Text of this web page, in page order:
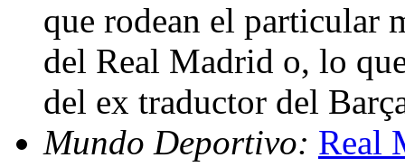
que rodean el particular
del Real Madrid o, lo
del ex traductor del
Mundo Deportivo: Real